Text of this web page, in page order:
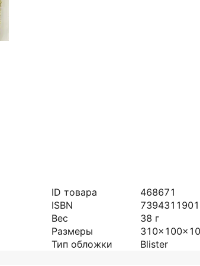
ID товара
468671
ISBN
Вес
38 г
Размеры
310x100x10
Тип обложки
Blister